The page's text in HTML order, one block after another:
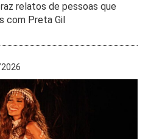
relatos de pessoas que
com Preta Gil